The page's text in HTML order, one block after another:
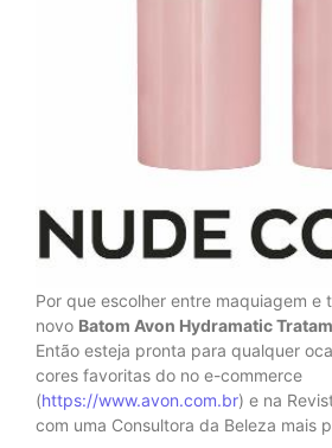
Por que escolher entre maquiagem e
novo Batom Avon Hydramatic
Então esteja pronta para qualquer
cores favoritas do no e-commerce
(https://www.avon.com.br) e na
com uma Consultora da Beleza mais